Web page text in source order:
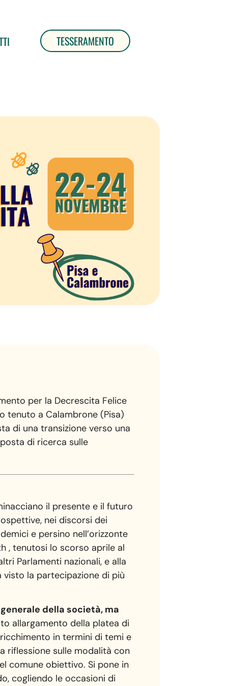
TESSERAMENTO
per la Decrescita Felice
tenuto a Calambrone (Pisa)
di una transizione verso una
di ricerca sulle
il presente e il futuro
nei discorsi dei
e persino nell’orizzonte
, tenutosi lo scorso aprile al
Parlamenti nazionali, e alla
visto la partecipazione di più
della società, ma
allargamento della platea di
in termini di temi e
riflessione sulle modalità con
comune obiettivo. Si pone in
cogliendo le occasioni di